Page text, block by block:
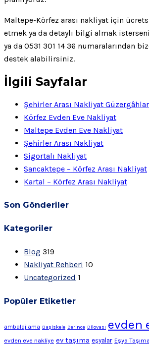
Maltepe-Körfez arası nakliyat için
etmek ya da detaylı bilgi almak
ya da 0531 301 14 36 numaralarından
destek alabilirsiniz.
İlgili Sayfalar
Şehirler Arası Nakliyat
Körfez Evden Eve Nakliyat
Maltepe Evden Eve Nakliyat
Şehirler Arası Nakliyat
Sigortalı Nakliyat
Sancaktepe – Körfez Arası Nakliyat
Kartal – Körfez Arası Nakliyat
Son Gönderiler
Kategoriler
Blog 319
Nakliyat Rehberi 10
Uncategorized 1
Popüler Etiketler
ambalajlama Başiskele Derince Dilovası evden
evden eve nakliye ev taşıma eşyalar Eşya Taşıma